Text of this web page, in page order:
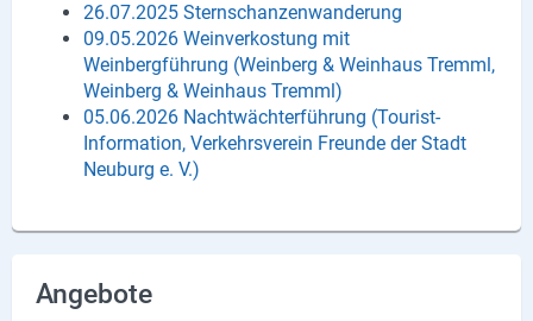
26.07.2025 Sternschanzenwanderung
09.05.2026 Weinverkostung mit
Weinbergführung (Weinberg & Weinhaus Tremml,
Weinberg & Weinhaus Tremml)
05.06.2026 Nachtwächterführung (Tourist-
Information, Verkehrsverein Freunde der Stadt
Neuburg e. V.)
Angebote